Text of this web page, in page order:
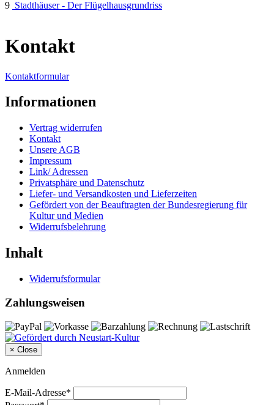
9 Stadthäuser - Der Flügelhausgrundriss
Kontakt
Kontaktformular
Informationen
Vertrag widerrufen
Kontakt
Unsere AGB
Impressum
Link/ Adressen
Privatsphäre und Datenschutz
Liefer- und Versandkosten und Lieferzeiten
Gefördert von der Beauftragten der Bundesregierung für
Kultur und Medien
Widerrufsbelehrung
Inhalt
Widerrufsformular
Zahlungsweisen
× Close
Anmelden
E-Mail-Adresse*